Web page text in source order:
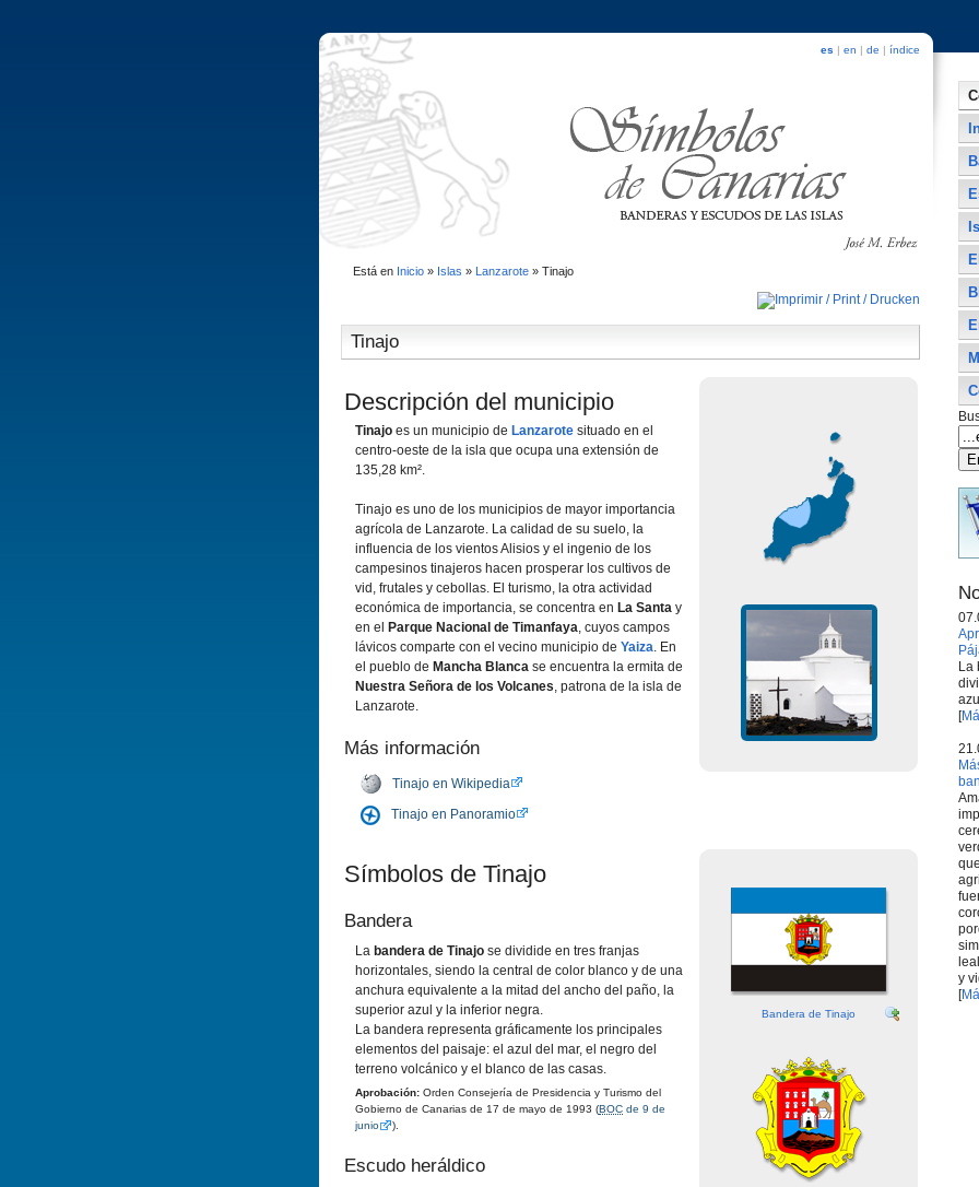
es | en | de | índice
Está en Inicio» Islas » Lanzarote» Tinajo
Tinajo
Descripción del municipio
Tinajo es un municipio de Lanzarote situado en el
centro-oeste de la isla que ocupa una extensión de
135,28 km².
Tinajo es uno de los municipios de mayor importancia
agrí­cola de Lanzarote. La calidad de su suelo, la
influencia de los vientos Alisios y el ingenio de los
campesinos tinajeros hacen prosperar los cultivos de
vid, frutales y cebollas. El turismo, la otra actividad
económica de importancia, se concentra en La Santa y
en el
Parque Nacional de Timanfaya, cuyos campos
lávicos comparte con el vecino municipio de Yaiza. En
el pueblo de Mancha Blanca se encuentra la ermita de
Nuestra Señora de los Volcanes, patrona de la isla de
Lanzarote.
Más información
Tinajo en Wikipedia
Tinajo en Panoramio
Sí­mbolos de Tinajo
Bandera
La bandera de Tinajo se dividide en tres franjas
horizontales, siendo la central de color blanco y de una
anchura equivalente a la mitad del ancho del paño, la
superior azul y la inferior negra.
La bandera representa gráficamente los principales
elementos del paisaje: el azul del mar, el negro del
terreno volcánico y el blanco de las casas.
Aprobación: Orden Consejerí­a de Presidencia y Turismo del
Gobierno de Canarias de 17 de mayo de 1993 (BOC de 9 de
junio
).
Escudo heráldico
Bandera de Tinajo
La
[
y
[